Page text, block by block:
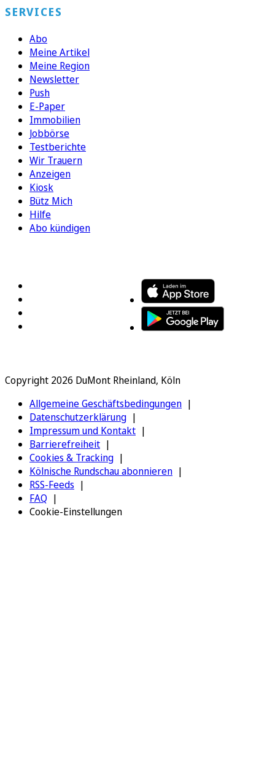
SERVICES
Abo
Meine Artikel
Meine Region
Newsletter
Push
E-Paper
Immobilien
Jobbörse
Testberichte
Wir Trauern
Anzeigen
Kiosk
Bütz Mich
Hilfe
Abo kündigen
Copyright 2026 DuMont Rheinland, Köln
Allgemeine Geschäftsbedingungen
Datenschutzerklärung
Impressum und Kontakt
Barrierefreiheit
Cookies & Tracking
Kölnische Rundschau abonnieren
RSS-Feeds
FAQ
Cookie-Einstellungen